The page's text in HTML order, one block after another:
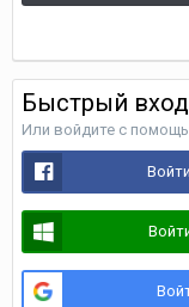
Быстрый вход
Или войдите с